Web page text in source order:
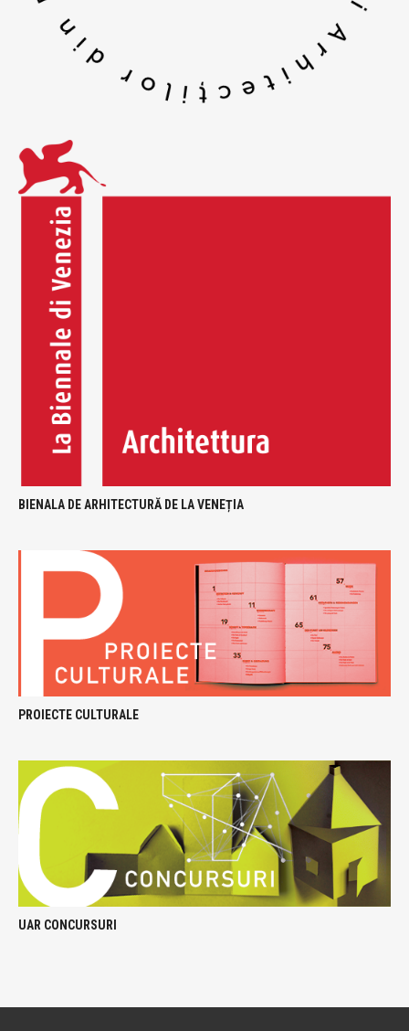
BIENALA DE ARHITECTURĂ DE LA VENEȚIA
PROIECTE CULTURALE
UAR CONCURSURI